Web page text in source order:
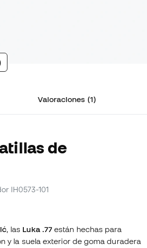
Valoraciones (1)
de
IH0573-101
, las Luka .77 están hechas para
y la suela exterior de goma duradera